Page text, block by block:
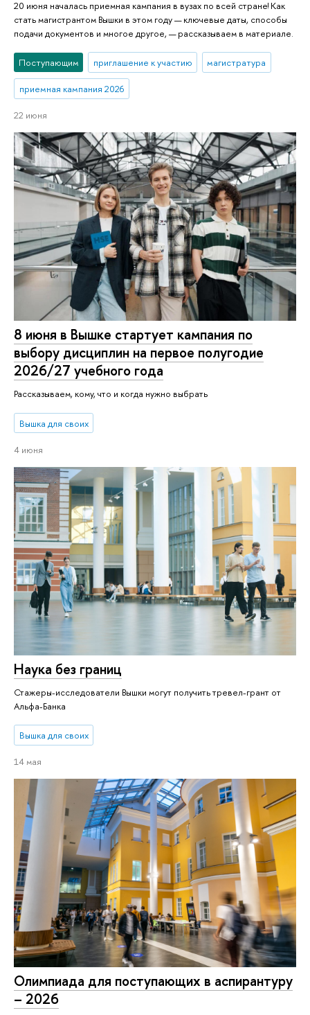
20 июня началась приемная кампания в вузах по всей стране! Как
стать магистрантом Вышки в этом году — ключевые даты, способы
подачи документов и многое другое, — рассказываем в материале.
Поступающим приглашение к участию магистратура
приемная кампания 2026
22 июня
8 июня в Вышке стартует кампания по
выбору дисциплин на первое полугодие
2026/27 учебного года
Рассказываем, кому, что и когда нужно выбрать
Вышка для своих
4 июня
Наука без границ
Стажеры-исследователи Вышки могут получить тревел-грант от
Альфа-Банка
Вышка для своих
14 мая
Олимпиада для поступающих в аспирантуру
– 2026